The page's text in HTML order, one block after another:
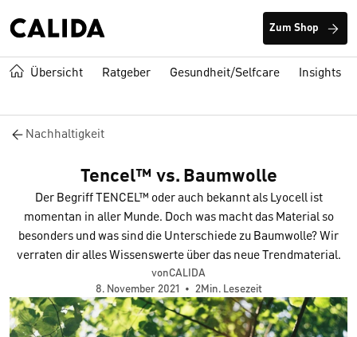
Zum Shop
Übersicht Ratgeber Gesundheit/Selfcare Insights
Nachhaltigkeit
Tencel™ vs. Baumwolle
Der Begriff TENCEL™ oder auch bekannt als Lyocell ist
momentan in aller Munde. Doch was macht das Material so
besonders und was sind die Unterschiede zu Baumwolle? Wir
verraten dir alles Wissenswerte über das neue Trendmaterial.
vonCALIDA
8. November 2021
• 2Min. Lesezeit